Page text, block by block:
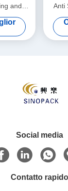
and
Anti
Social media
Contatto rapido